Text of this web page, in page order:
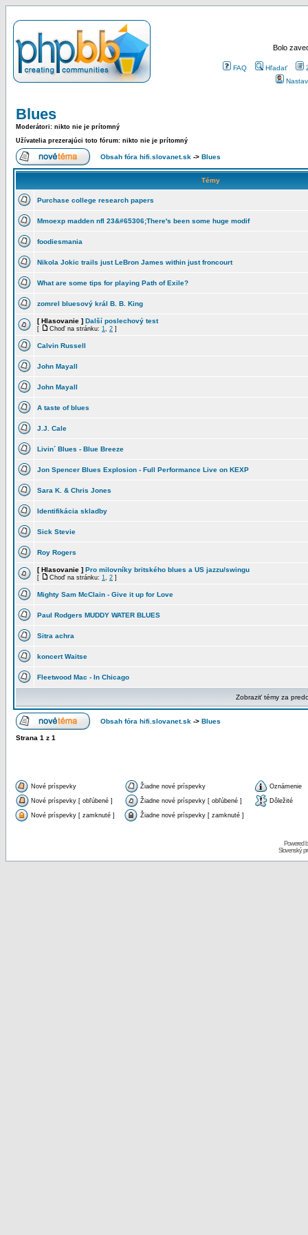
Bolo
FAQ Hľadať
Blues
Moderátori: nikto nie je prítomný
Užívatelia prezerajúci toto fórum: nikto nie je prítomný
Obsah fóra hifi.slovanet.sk -> Blues
Témy
Purchase college research papers
Mmoexp madden nfl 23&#65306;There's been some huge modif
foodiesmania
Nikola Jokic trails just LeBron James within just froncourt
What are some tips for playing Path of Exile?
zomrel bluesový král B. B. King
[ Hlasovanie ] Další poslechový test
[ Choď na stránku: 1, 2 ]
Calvin Russell
John Mayall
John Mayall
A taste of blues
J.J. Cale
Livin´ Blues - Blue Breeze
Jon Spencer Blues Explosion - Full Performance Live on KEXP
Sara K. & Chris Jones
Identifikácia skladby
Sick Stevie
Roy Rogers
[ Hlasovanie ] Pro milovníky britského blues a US jazzu/swingu
[ Choď na stránku: 1, 2 ]
Mighty Sam McClain - Give it up for Love
Paul Rodgers MUDDY WATER BLUES
Sitra achra
koncert Waitse
Fleetwood Mac - In Chicago
Zobraziť témy za
Obsah fóra hifi.slovanet.sk -> Blues
Strana 1 z 1
Nové príspevky Žiadne nové príspevky Oznámenie
Nové príspevky [ obľúbené ] Žiadne nové príspevky [ obľúbené ] Dôležité
Nové príspevky [ zamknuté ] Žiadne nové príspevky [ zamknuté ]
Powered
Slovenský